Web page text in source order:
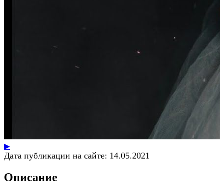
▶
Дата публикации на сайте: 14.05.2021
Описание